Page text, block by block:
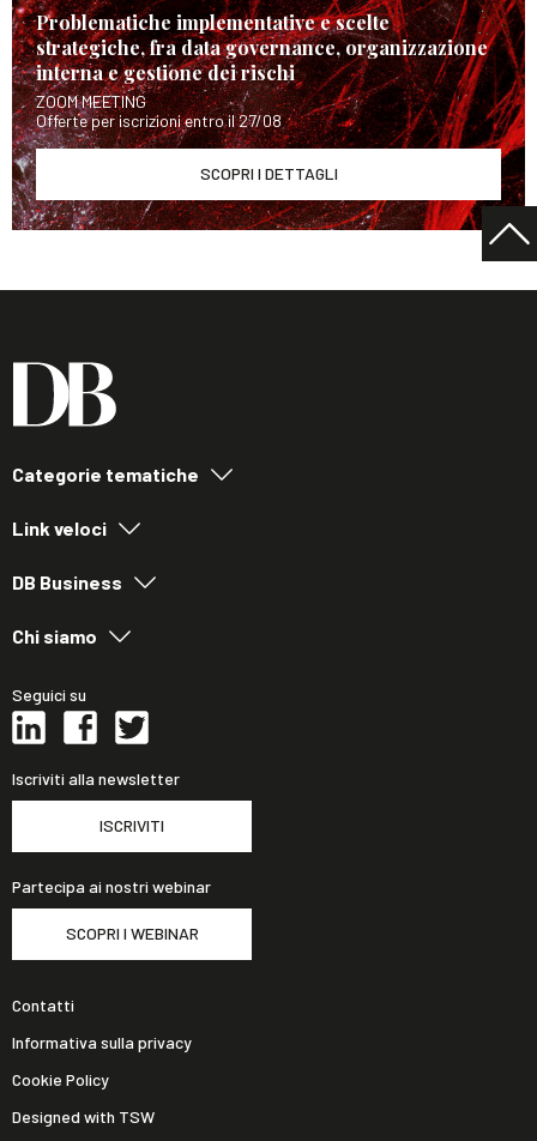
Problematiche implementative e scelte
strategiche, fra data governance, organizzazione
interna e gestione dei rischi
ZOOM MEETING
Offerte per iscrizioni entro il 27/08
SCOPRI I DETTAGLI
Categorie tematiche
Link veloci
DB Business
Chi siamo
Seguici su
Iscriviti alla newsletter
ISCRIVITI
Partecipa ai nostri webinar
SCOPRI I WEBINAR
Contatti
Informativa sulla privacy
Cookie Policy
Designed with TSW